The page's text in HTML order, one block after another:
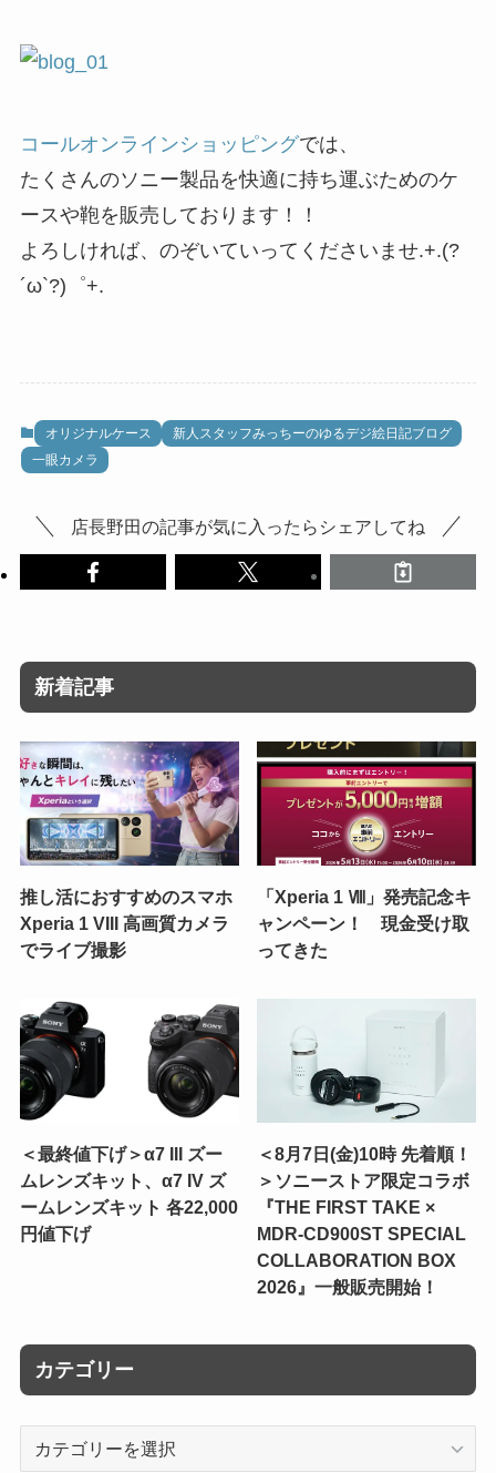
コールオンラインショッピングでは、
たくさんのソニー製品を快適に持ち運ぶためのケ
ースや鞄を販売しております！！
よろしければ、のぞいていってくださいませ.+.(?
´ω`?)゜+.
オリジナルケース
新人スタッフみっちーのゆるデジ絵日記ブログ
一眼カメラ
店長野田の記事が気に入ったらシェアしてね
新着記事
推し活におすすめのスマホ
Xperia 1 VIII 高画質カメラ
でライブ撮影
「Xperia 1 Ⅷ」発売記念キ
ャンペーン！ 現金受け取
ってきた
＜最終値下げ＞α7 III ズー
ムレンズキット、α7 IV ズ
ームレンズキット 各22,000
円値下げ
＜8月7日(金)10時 先着順！
＞ソニーストア限定コラボ
『THE FIRST TAKE ×
MDR-CD900ST SPECIAL
COLLABORATION BOX
2026』一般販売開始！
カテゴリー